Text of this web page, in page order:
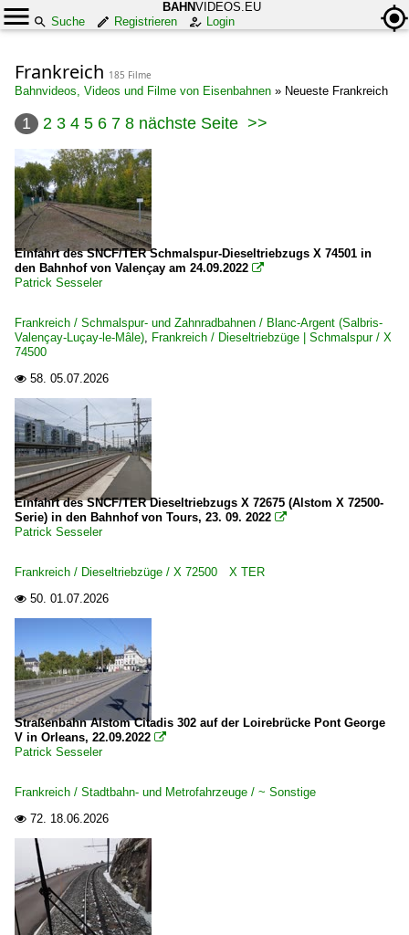
BAHNVIDEOS.EU
Suche
Registrieren Login
Frankreich 185 Filme
Bahnvideos, Videos und Filme von Eisenbahnen » Neueste Frankreich
1 2 3 4 5 6 7 8 nächste Seite >>
Einfahrt des SNCF/TER Schmalspur-Dieseltriebzugs X 74501 in
den Bahnhof von Valençay am 24.09.2022 
Patrick Sesseler
Frankreich / Schmalspur- und Zahnradbahnen / Blanc-Argent (Salbris-
Valençay-Luçay-le-Mâle), Frankreich / Dieseltriebzüge | Schmalspur / X
74500
 58. 05.07.2026
Einfahrt des SNCF/TER Dieseltriebzugs X 72675 (Alstom X 72500-
Serie) in den Bahnhof von Tours, 23. 09. 2022 
Patrick Sesseler
Frankreich / Dieseltriebzüge / X 72500 X TER
 50. 01.07.2026
Straßenbahn Alstom Citadis 302 auf der Loirebrücke Pont George
V in Orleans, 22.09.2022 
Patrick Sesseler
Frankreich / Stadtbahn- und Metrofahrzeuge / ~ Sonstige
 72. 18.06.2026